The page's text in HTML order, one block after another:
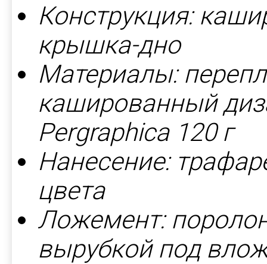
Конструкция:
крышка-дно
Материалы:
кашированный
Pergraphica 120 г
Нанесение:
цвета
Ложемент:
вырубкой под